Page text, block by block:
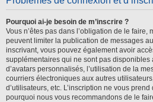
Pourquoi ai-je besoin de m’inscrire ?
Vous n’êtes pas dans l’obligation de le
peuvent limiter la publication de messages
inscrivant, vous pouvez également avoir
supplémentaires qui ne sont pas disponibles
d’avatars personnalisés, l’utilisation de la
courriers électroniques aux autres
d’utilisateurs, etc. L’inscription ne vous prend
pourquoi nous vous recommandons de le